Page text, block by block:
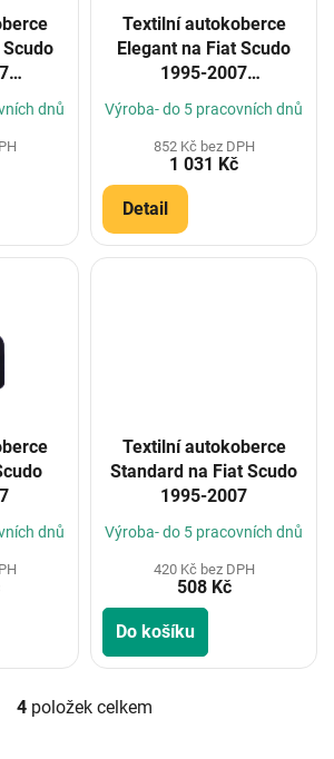
dnů
Textilní autokoberce
Elegant na Fiat Scudo
1995-2007
Výroba- do 5 pracovních dnů
852 Kč bez DPH
1 031 Kč
Detail
dnů
Textilní autokoberce
Standard na Fiat Scudo
1995-2007
Výroba- do 5 pracovních dnů
420 Kč bez DPH
508 Kč
Do košíku
O
4 položek celkem